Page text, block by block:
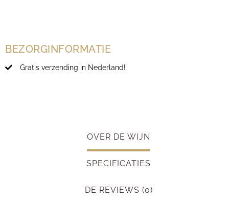
BEZORGINFORMATIE
Gratis verzending in Nederland!
OVER DE WIJN
SPECIFICATIES
DE REVIEWS (0)